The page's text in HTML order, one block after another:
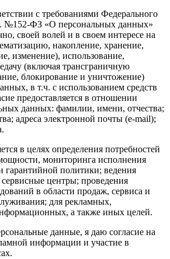
с требованиями Федерального
№152-ФЗ «О персональных данных»
своей волей и в своем интересе на
накопление, хранение,
изменение), использование,
(включая трансграничную
блокирование и уничтожение)
в т.ч. с использованием средств
предоставляется в отношении
данных: фамилии, имени, отчества;
адреса электронной почты (e-mail);
в целях определения потребностей
мониторинга исполнения
гарантийной политики; ведения
центры; проведения
в области продаж, сервиса и
для рекламных,
а также иных целей.
данные, я даю согласие на
информации и участие в